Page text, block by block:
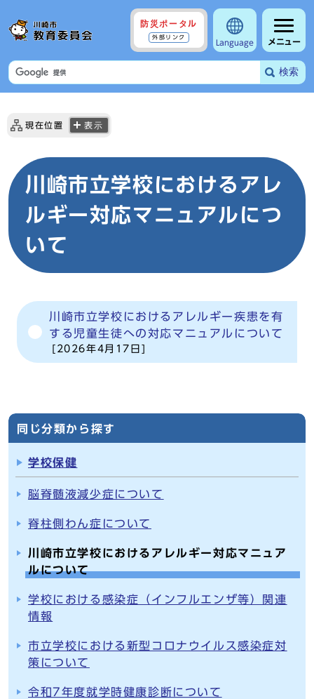
防災ポータル
外部リンク
Language メニュー
検索
現在位置 表示
川崎市立学校におけるアレ
ルギー対応マニュアルにつ
いて
川崎市立学校におけるアレルギー疾患を有
する児童生徒への対応マニュアルについて
[2026年4月17日]
同じ分類から探す
学校保健
脳脊髄液減少症について
脊柱側わん症について
川崎市立学校におけるアレルギー対応マニュア
ルについて
学校における感染症（インフルエンザ等）関連
情報
市立学校における新型コロナウイルス感染症対
策について
令和7年度就学時健康診断について